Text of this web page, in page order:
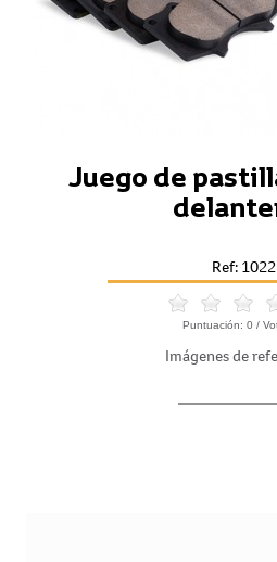
Juego de
Ref: 1022
Puntuación: 0 /
Imágenes de